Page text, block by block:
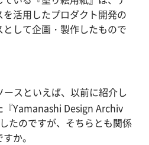
活用したプロダクト開発の
として企画・製作したもので
ースといえば、以前に紹介し
『Yamanashi Design Archiv
たのですが、そちらとも関係
か。